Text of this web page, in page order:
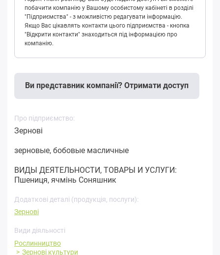
побачити компанію у Вашому особистому кабінеті в розділі
"Підприємства" - з можливістю редагувати інформацію.
Якщо Вас цікавлять контакти цього підприємства - кнопка
"Відкрити контакти" знаходиться під інформацією про
компанію.
Ви представник компанії? Отримати доступ
Про підприємство:
Зернові
зерновые, бобовые масличные
ВИДЫ ДЕЯТЕЛЬНОСТИ, ТОВАРЫ И УСЛУГИ:
Пшениця, ячмінь Соняшник
Додаткові деталі (продукція, послуги):
Зернові
Види діяльності
Рослинництво
Зернові культури